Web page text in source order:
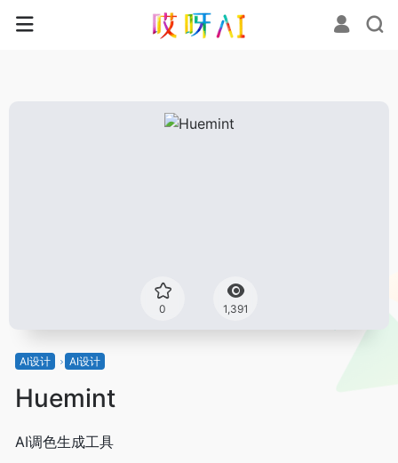
0 1,391
AI设计 AI设计
Huemint
AI调色生成工具